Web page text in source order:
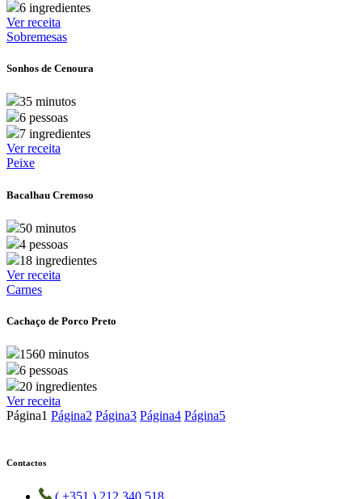
6 ingredientes
Ver receita
Sobremesas
Sonhos de Cenoura
35 minutos
6 pessoas
7 ingredientes
Ver receita
Peixe
Bacalhau Cremoso
50 minutos
4 pessoas
18 ingredientes
Ver receita
Carnes
Cachaço de Porco Preto
1560 minutos
6 pessoas
20 ingredientes
Ver receita
Página1 Página2 Página3 Página4 Página5
Contactos
( +351 ) 212 340 518